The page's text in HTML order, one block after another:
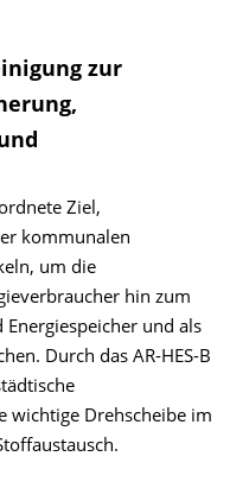
zur
Ziel,
kommunalen
um die
hin zum
und als
Durch das AR-HES-B
wichtige Drehscheibe im